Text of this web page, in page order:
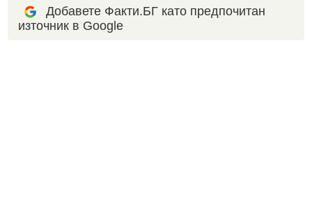
Добавете Факти.БГ като предпочитан
източник в Google